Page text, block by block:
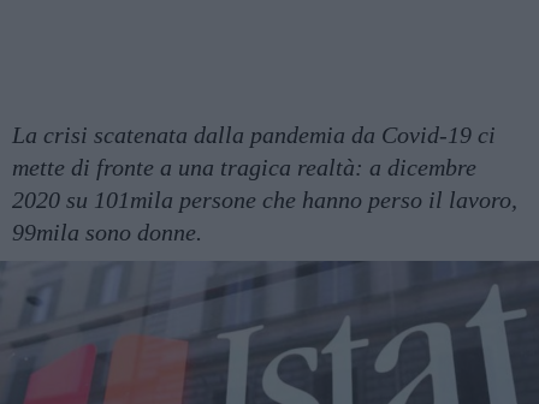
La crisi scatenata dalla pandemia da Covid-19 ci
mette di fronte a una tragica realtà: a dicembre
2020 su 101mila persone che hanno perso il lavoro,
99mila sono donne.